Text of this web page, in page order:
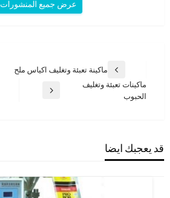
عرض جميع المنشورات
المقالات
المقالة
السابقة
ماكينة تعبئة وتغليف اكياس ملح
المقالة
ماكينات تعبئة وتغليف
الحبوب
قد يعجبك ايضا